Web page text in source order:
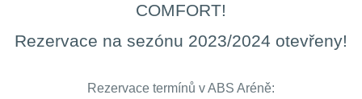
COMFORT!
Rezervace na sezónu 2023/2024 otevřeny!
Rezervace termínů v ABS Aréně: